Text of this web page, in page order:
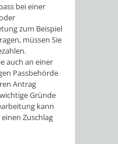
bei einer
zum Beispiel
müssen Sie
auch an einer
Passbehörde
Antrag
Gründe
kann
Zuschlag